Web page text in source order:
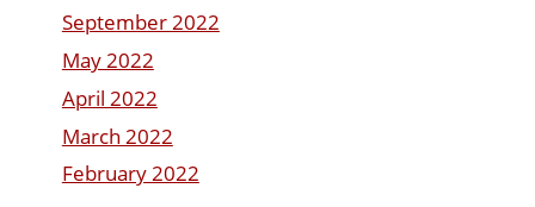
September 2022
May 2022
April 2022
March 2022
February 2022